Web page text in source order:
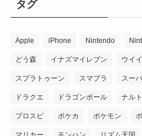
タグ
Apple iPhone Nintendo
どう森 イナズマイレブン ウイ
スプラトゥーン スマブラ スー
ドラクエ ドラゴンボール ナルト
プロスピ ポケカ ポケモン